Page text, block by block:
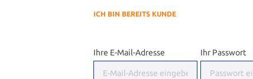
ICH BIN BEREITS KUNDE
Ihre E-Mail-Adresse Ihr Passwort